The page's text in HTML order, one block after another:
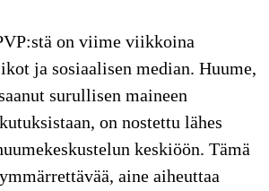
on viime viikkoina
ja sosiaalisen median. Huume,
surullisen maineen
on nostettu lähes
keskiöön. Tämä
aine aiheuttaa